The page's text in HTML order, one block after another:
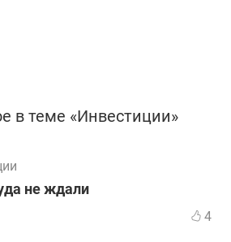
в теме «Инвестиции»
не ждали
4